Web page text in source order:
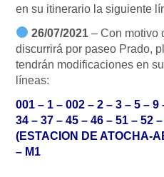
en su itinerario la siguiente
26/07/2021 – Con motivo
discurrirá por paseo Prado,
tendrán modificaciones en
líneas:
001 – 1 – 002 – 2 – 3 – 5 –
34 – 37 – 45 – 46 – 51 – 52
(ESTACION DE ATOCHA-
– M1